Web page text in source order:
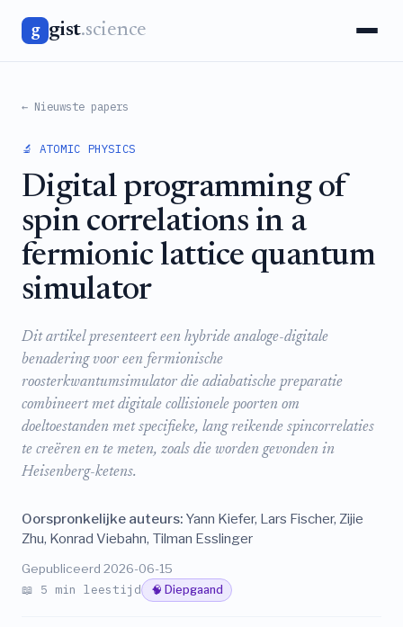
g gist.science
← Nieuwste papers
🔬 ATOMIC PHYSICS
Digital programming of
spin correlations in a
fermionic lattice quantum
simulator
Dit artikel presenteert een hybride analoge-digitale
benadering voor een fermionische
roosterkwantumsimulator die adiabatische preparatie
combineert met digitale collisionele poorten om
doeltoestanden met specifieke, lang reikende spincorrelaties
te creëren en te meten, zoals die worden gevonden in
Heisenberg-ketens.
Oorspronkelijke auteurs: Yann Kiefer, Lars Fischer, Zijie
Zhu, Konrad Viebahn, Tilman Esslinger
Gepubliceerd 2026-06-15
📖 5 min leestijd 🧠 Diepgaand